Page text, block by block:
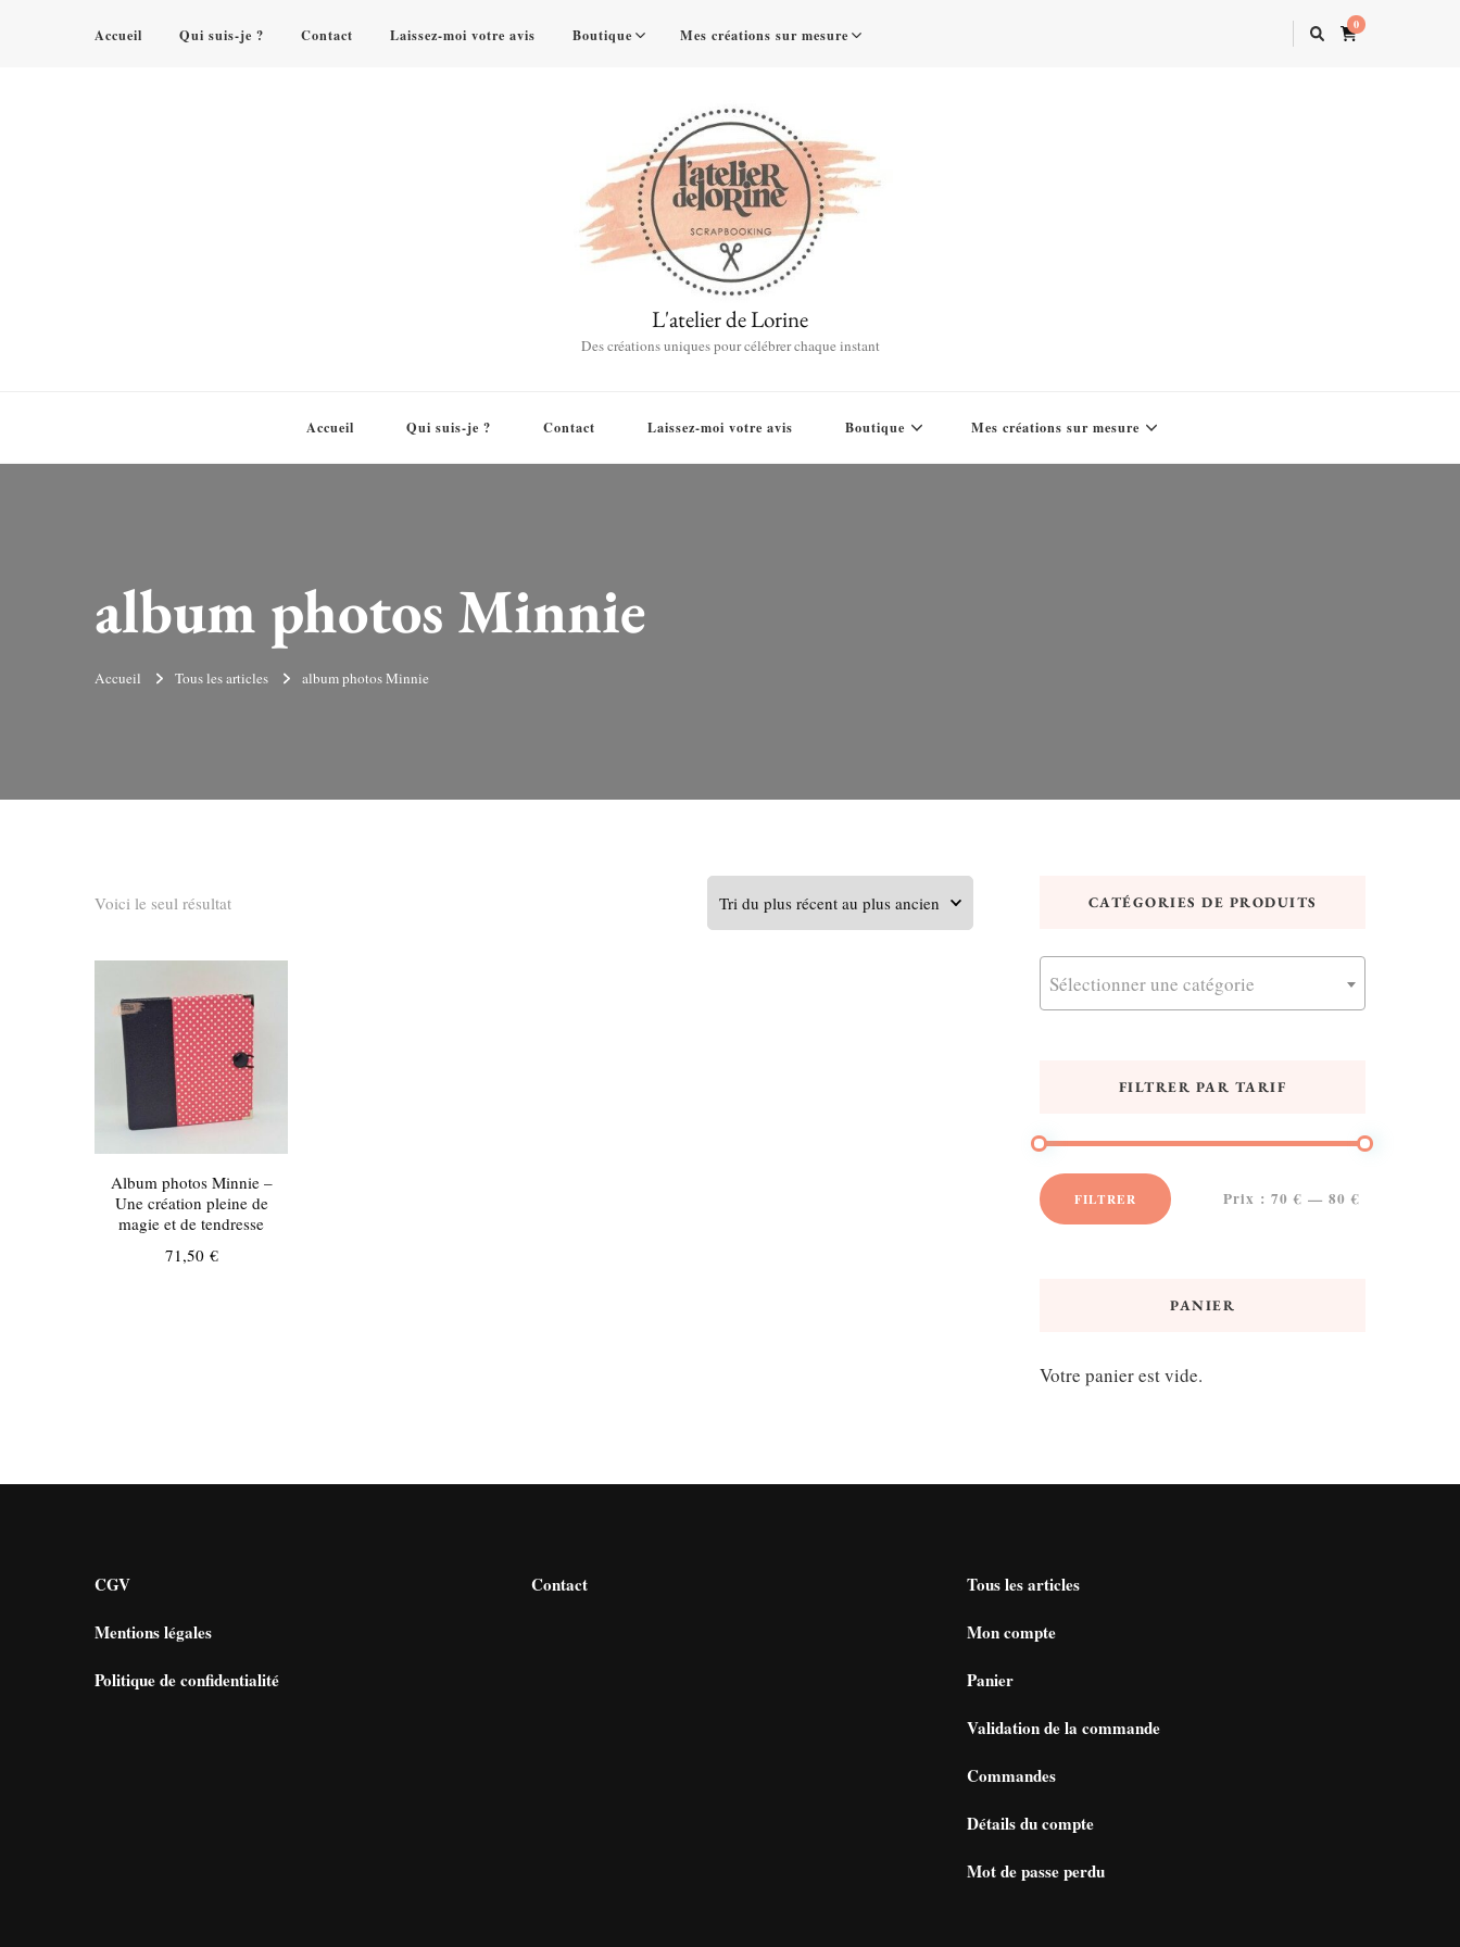
Accueil Qui suis-je ? Contact Laissez-moi votre avis Boutique Mes créations sur mesure
0
L'atelier de Lorine
Des créations uniques pour célébrer chaque instant
Accueil Qui suis-je ? Contact Laissez-moi votre avis Boutique Mes créations sur mesure
album photos Minnie
Accueil Tous les articles album photos Minnie
Voici le seul résultat
Album photos Minnie –
Une création pleine de
magie et de tendresse
71,50 €
CATÉGORIES DE PRODUITS
Sélectionner une catégorie
FILTRER PAR TARIF
FILTRER Prix : 70 € — 80 €
PANIER
Votre panier est vide.
CGV
Mentions légales
Politique de confidentialité
Contact
Tous les articles
Mon compte
Panier
Validation de la commande
Commandes
Détails du compte
Mot de passe perdu